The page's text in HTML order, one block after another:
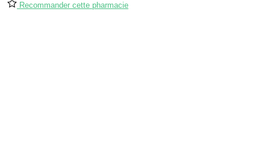
Recommander cette pharmacie